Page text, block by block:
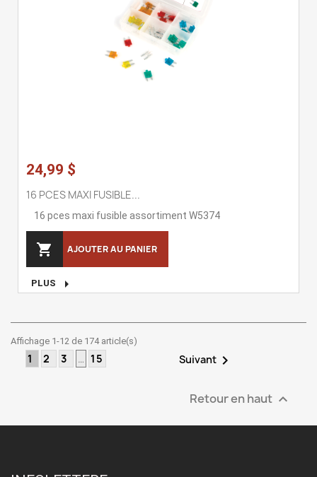
24,99 $
16 PCES MAXI FUSIBLE...
16 pces maxi fusible assortiment W5374
 AJOUTER AU PANIER
PLUS 
Affichage 1-12 de 174 article(s)
1 2 3 … 15 Suivant 
Retour en haut 